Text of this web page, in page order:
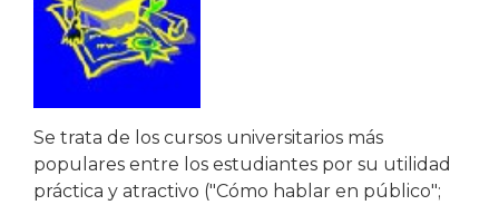
Se trata de los cursos universitarios más
populares entre los estudiantes por su utilidad
práctica y atractivo ("Cómo hablar en público";